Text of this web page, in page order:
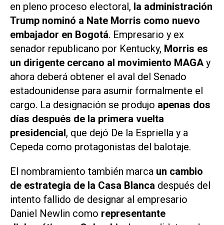
en pleno proceso electoral, la administración
Trump nominó a Nate Morris como nuevo
embajador en Bogotá. Empresario y ex
senador republicano por Kentucky, Morris es
un dirigente cercano al movimiento MAGAy
ahora deberá obtener el aval del Senado
estadounidense para asumir formalmente el
cargo. La designación se produjo apenas dos
días después de la primera vuelta
presidencial, que dejó De la Espriella y a
Cepeda como protagonistas del balotaje.
El nombramiento también marca un cambio
de estrategia de la Casa Blanca después del
intento fallido de designar al empresario
Daniel Newlin como representante